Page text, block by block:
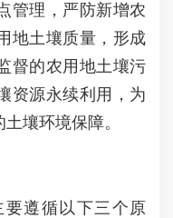
管理，严防新增农
地土壤质量，形成
督的农用地土壤污
资源永续利用，为
壤环境保障。
遵循以下三个原